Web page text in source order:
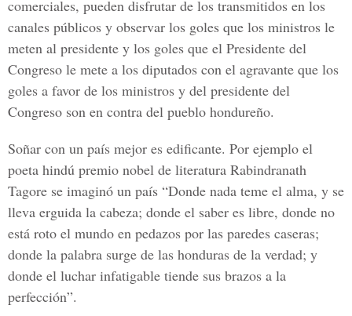
comerciales, pueden disfrutar de los transmitidos en los
canales públicos y observar los goles que los ministros le
meten al presidente y los goles que el Presidente del
Congreso le mete a los diputados con el agravante que los
goles a favor de los ministros y del presidente del
Congreso son en contra del pueblo hondureño.
Soñar con un país mejor es edificante. Por ejemplo el
poeta hindú premio nobel de literatura Rabindranath
Tagore se imaginó un país “Donde nada teme el alma, y se
lleva erguida la cabeza; donde el saber es libre, donde no
está roto el mundo en pedazos por las paredes caseras;
donde la palabra surge de las honduras de la verdad; y
donde el luchar infatigable tiende sus brazos a la
perfección”.